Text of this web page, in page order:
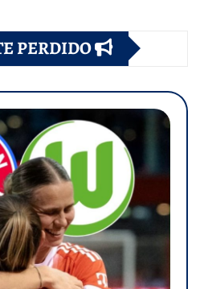
PERDIDO